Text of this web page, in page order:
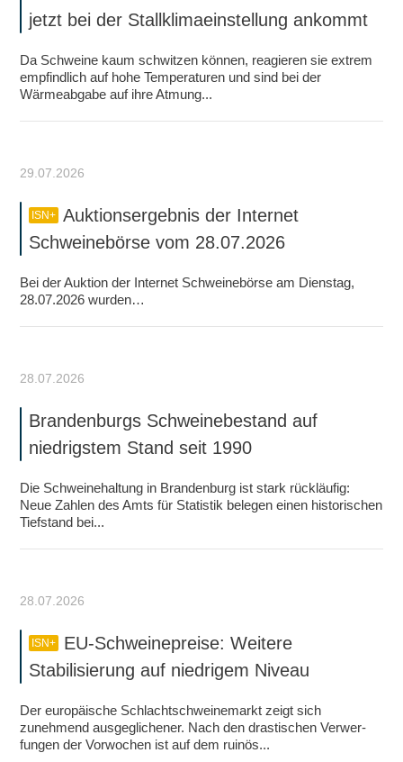
jetzt bei der Stallklimaeinstellung ankommt
Da Schweine kaum schwitzen können, reagieren sie extrem
empfindlich auf hohe Temperaturen und sind bei der
Wärmeabgabe auf ihre Atmung...
29.07.2026
ISN+ Auktionsergebnis der Internet
Schweinebörse vom 28.07.2026
Bei der Auktion der Internet Schweinebörse am Dienstag,
28.07.2026 wurden…
28.07.2026
Brandenburgs Schweinebestand auf
niedrigstem Stand seit 1990
Die Schweinehaltung in Brandenburg ist stark rückläufig:
Neue Zahlen des Amts für Statistik belegen einen historischen
Tiefstand bei...
28.07.2026
ISN+
EU-Schweinepreise: Weitere
Stabilisierung auf niedrigem Niveau
Der europäische Schlachtschweinemarkt zeigt sich
zunehmend ausgeglichener. Nach den drastischen Verwer­
fungen der Vorwochen ist auf dem ruinös...